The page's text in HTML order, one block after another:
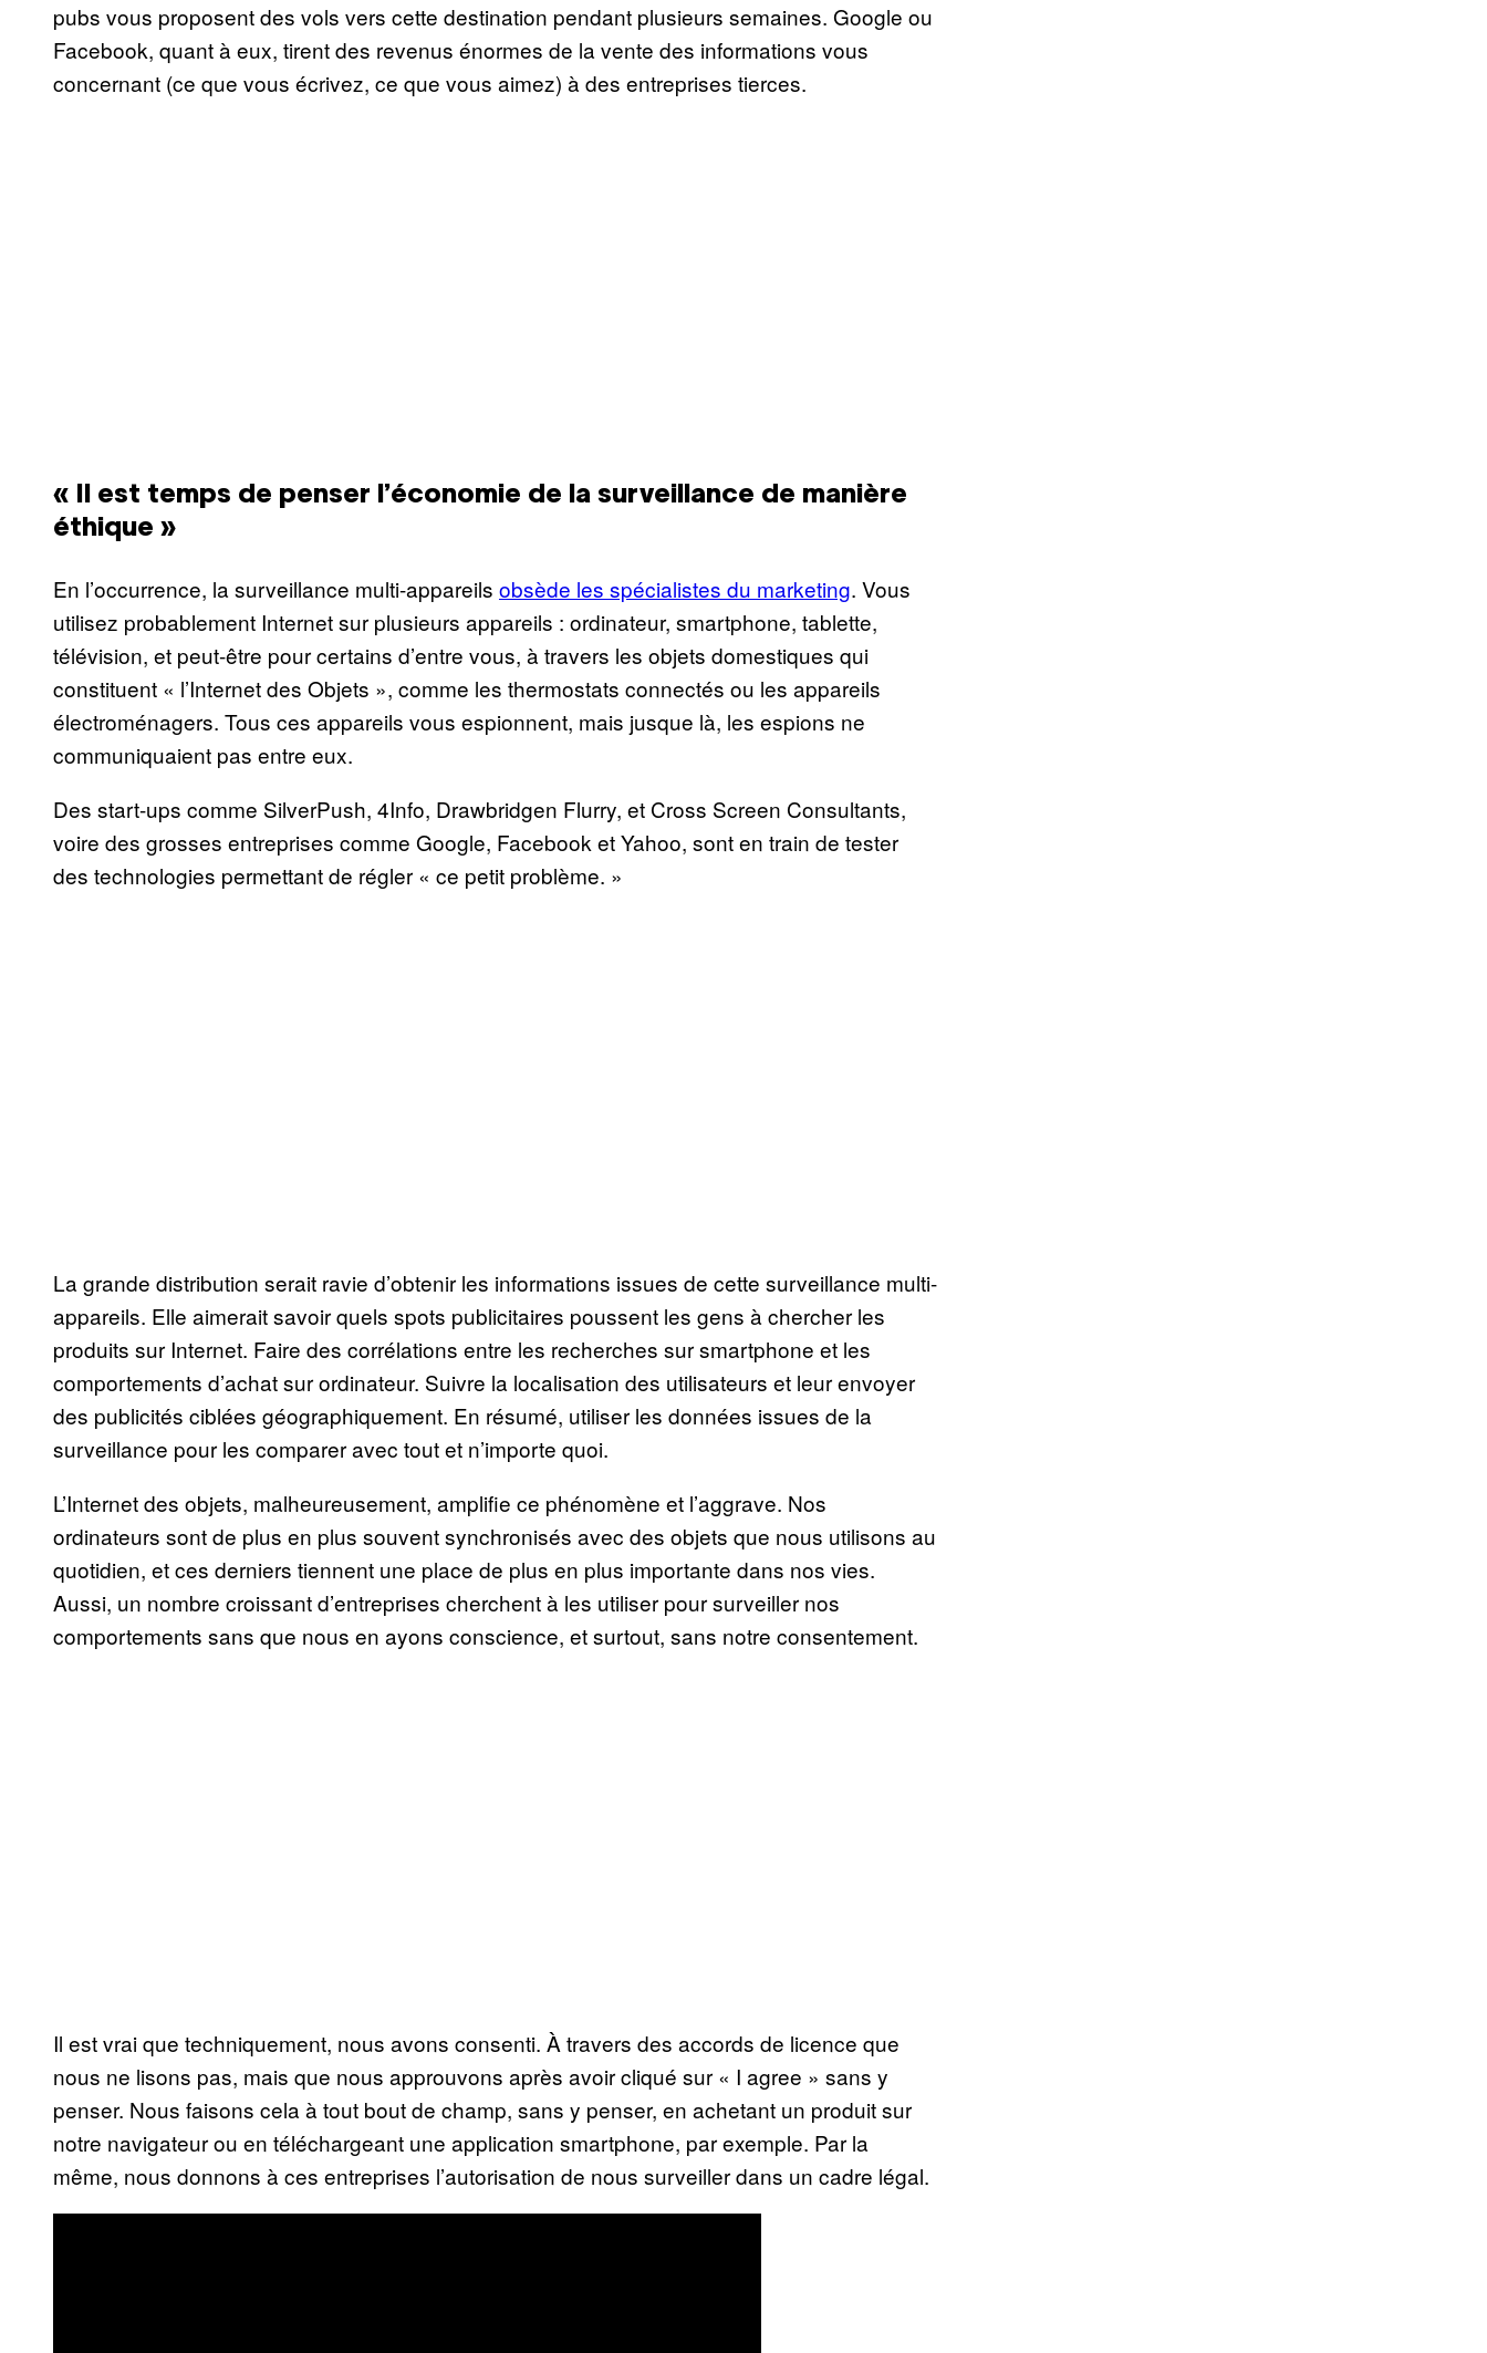
pubs vous proposent des vols vers cette destination pendant plusieurs semaines. Google ou
Facebook, quant à eux, tirent des revenus énormes de la vente des informations vous
concernant (ce que vous écrivez, ce que vous aimez) à des entreprises tierces.
« Il est temps de penser l’économie de la surveillance de manière
éthique »
En l’occurrence, la surveillance multi-appareils obsède les spécialistes du marketing. Vous
utilisez probablement Internet sur plusieurs appareils : ordinateur, smartphone, tablette,
télévision, et peut-être pour certains d’entre vous, à travers les objets domestiques qui
constituent « l’Internet des Objets », comme les thermostats connectés ou les appareils
électroménagers. Tous ces appareils vous espionnent, mais jusque là, les espions ne
communiquaient pas entre eux.
Des start-ups comme SilverPush, 4Info, Drawbridgen Flurry, et Cross Screen Consultants,
voire des grosses entreprises comme Google, Facebook et Yahoo, sont en train de tester
des technologies permettant de régler « ce petit problème. »
La grande distribution serait ravie d’obtenir les informations issues de cette surveillance multi-
appareils. Elle aimerait savoir quels spots publicitaires poussent les gens à chercher les
produits sur Internet. Faire des corrélations entre les recherches sur smartphone et les
comportements d’achat sur ordinateur. Suivre la localisation des utilisateurs et leur envoyer
des publicités ciblées géographiquement. En résumé, utiliser les données issues de la
surveillance pour les comparer avec tout et n’importe quoi.
L’Internet des objets, malheureusement, amplifie ce phénomène et l’aggrave. Nos
ordinateurs sont de plus en plus souvent synchronisés avec des objets que nous utilisons au
quotidien, et ces derniers tiennent une place de plus en plus importante dans nos vies.
Aussi, un nombre croissant d’entreprises cherchent à les utiliser pour surveiller nos
comportements sans que nous en ayons conscience, et surtout, sans notre consentement.
Il est vrai que techniquement, nous avons consenti. À travers des accords de licence que
nous ne lisons pas, mais que nous approuvons après avoir cliqué sur « I agree » sans y
penser. Nous faisons cela à tout bout de champ, sans y penser, en achetant un produit sur
notre navigateur ou en téléchargeant une application smartphone, par exemple. Par la
même, nous donnons à ces entreprises l’autorisation de nous surveiller dans un cadre légal.